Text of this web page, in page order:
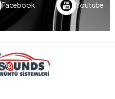
Facebook Youtube